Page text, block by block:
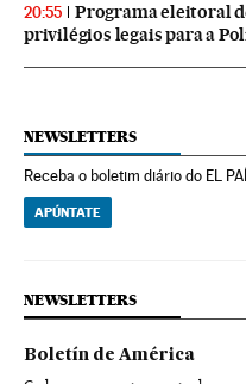
20:55
Programa eleitoral
privilégios legais para a
NEWSLETTERS
Receba o boletim diário do EL
APÚNTATE
NEWSLETTERS
Boletín de América